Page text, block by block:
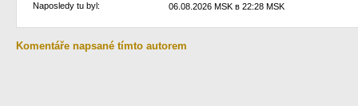
Naposledy tu byl:
06.08.2026 MSK в 22:28 MSK
Komentáře napsané tímto autorem